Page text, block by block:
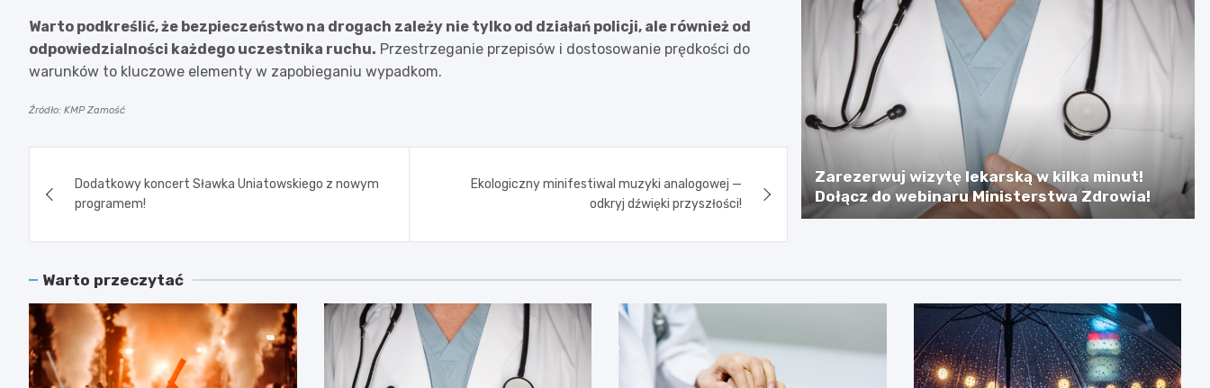
Warto podkreślić, że bezpieczeństwo na drogach zależy nie tylko od działań policji, ale również od
odpowiedzialności każdego uczestnika ruchu. Przestrzeganie przepisów i dostosowanie prędkości do
warunków to kluczowe elementy w zapobieganiu wypadkom.
Źródło: KMP Zamość
wpisuDodatkowy koncert Sławka Uniatowskiego z nowym
programem!
Ekologiczny minifestiwal muzyki analogowej —
odkryj dźwięki przyszłości!
Zarezerwuj wizytę lekarską w kilka minut!
Dołącz do webinaru Ministerstwa Zdrowia!
Warto przeczytać